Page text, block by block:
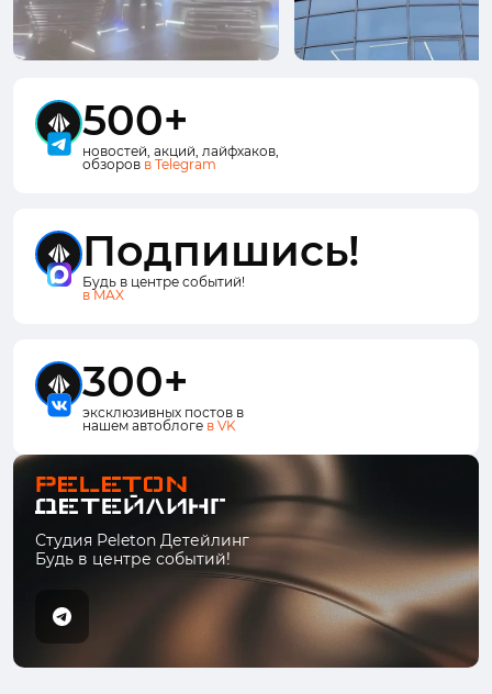
500+
новостей, акций, лайфхаков,
обзоров в Telegram
Подпишись!
Будь в центре событий!
в MAX
300+
эксклюзивных постов в
нашем автоблоге в VK
Студия Peleton Детейлинг
Будь в центре событий!